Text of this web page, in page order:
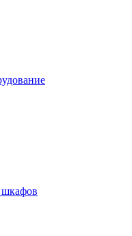
шкафов